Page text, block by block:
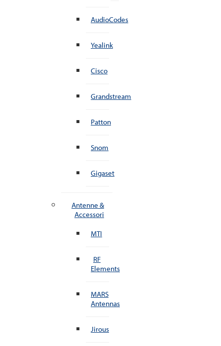
AudioCodes
Yealink
Cisco
Grandstream
Patton
Snom
Gigaset
Antenne &
Accessori
MTI
RF
Elements
MARS
Antennas
Jirous